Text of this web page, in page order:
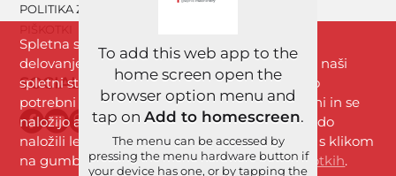
POLITIKA ZASEBNOSTI
SOCIALNA OMREŽJA
Spletna stran www.impresstec.com za boljše
delovanje uporablja piškotke. Z brskanjem po naši
spletni strani se strinjate s piškotki, ki so nujno
potrebni za nemoteno delovanje spletne strani in se
naložijo avtomatično. Analitični piškotki se bodo
naložili le, če boste dovolili uporabo piškotkov s klikom
na gumb »Strinjam se«. Več informacijo piškotkih.
To add this web app to the
home screen open the
browser option menu and
tap on Add to homescreen.
The menu can be accessed by
pressing the menu hardware button if
your device has one, or by tapping the